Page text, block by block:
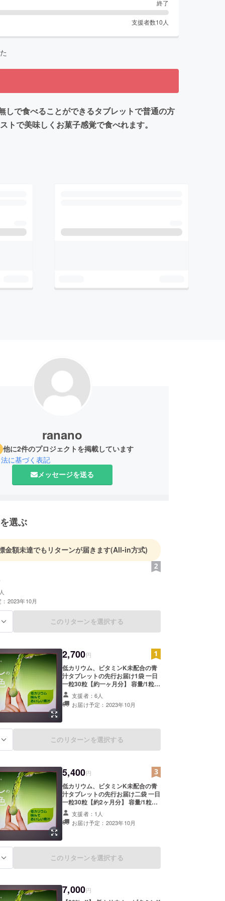
終了
支援者数10 人
しで食べることができるタブレットで普通の方
で美味しくお菓子感覚で食べれます。
ranano
他に2件のプロジェクトを掲載しています
に基づく表記
メッセージを送る
選ぶ
金額未達でもリターンが届きます(All-in方式)
2023年10月
このリターンを選択する
2,700円
低カリウム、ビタミンK未配合の青
汁タブレットの先行お届け1袋 一日
一粒30粒【約一ヶ月分】 容量/1粒
1g 一袋30g 賞味期限/2025年9月 保
存方法/アルミチャックをしっかり閉
め、常温で保存 お礼のメール ※商品
支援者：6人
お届け予定：2023年10月
このリターンを選択する
5,400円
低カリウム、ビタミンK未配合の青
汁タブレットの先行お届け二袋 一日
一粒30粒【約2ヶ月分】 容量/1粒1g
1袋30g 賞味期限/2025年9月 保存方
法/アルミチャックをしっかり閉め、
常温で保存 お礼のメール ※商品は開
支援者：1人
お届け予定：2023年10月
このリターンを選択する
7,000円